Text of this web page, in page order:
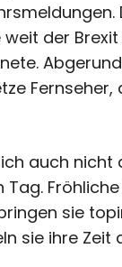
der
auch
sie
sie ihre Zeit